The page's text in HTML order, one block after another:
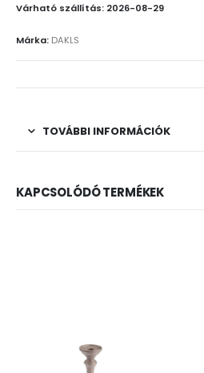
Várható szállítás: 2026-08-29
Márka: DAKLS
TOVÁBBI INFORMÁCIÓK
KAPCSOLÓDÓ TERMÉKEK